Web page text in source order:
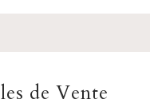
de Vente